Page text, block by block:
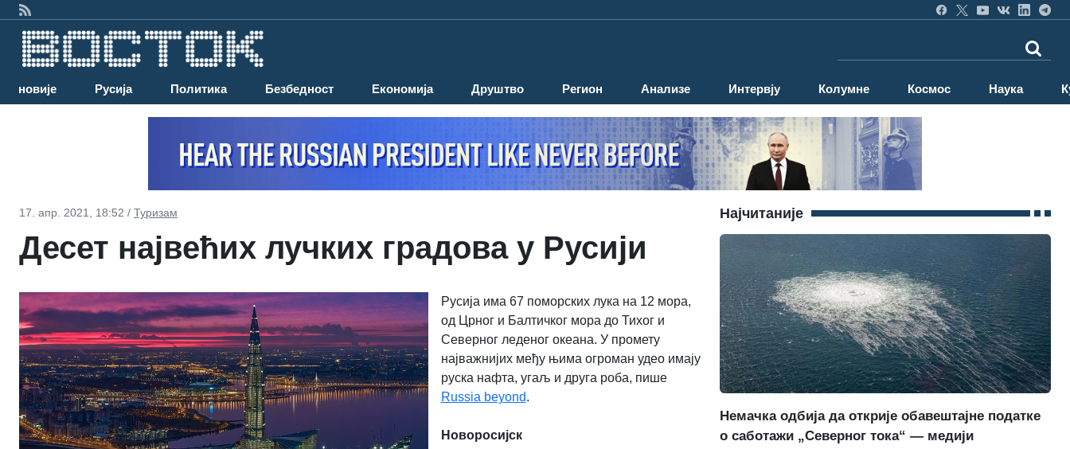
Најновије Русија Политика Безбедност Економија Друштво Регион Анализе Интервју Колумне Космос Наука
17. апр. 2021, 18:52 / Туризам
Десет највећих лучких градова у Русији
Русија има 67 поморских лука на 12 мора,
од Црног и Балтичког мора до Тихог и
Северног леденог океана. У промету
најважнијих међу њима огроман удео имају
руска нафта, угаљ и друга роба, пише
Russia beyond.
Новоросијск
Најчитаније
Немачка одбија да открије обавештајне податке
о саботажи „Северног тока“ — медији